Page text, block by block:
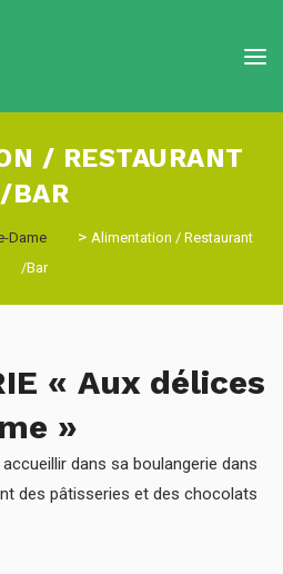
/ RESTAURANT
/BAR
Dame > Alimentation / Restaurant
/Bar
« Aux délices
»
dans sa boulangerie dans
des pâtisseries et des chocolats